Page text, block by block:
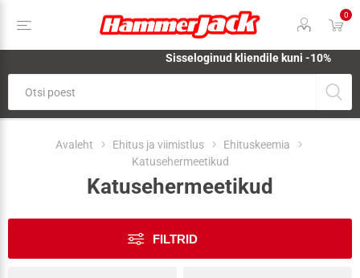
0
Sisseloginud kliendile kuni -10%
Avaleht Ehitus ja viimistlus
Ehituskeemia
Katusehermeetikud
Katusehermeetikud
FILTRID